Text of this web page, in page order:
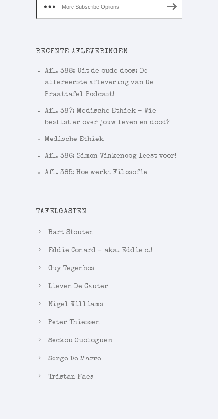
More Subscribe Options
RECENTE AFLEVERINGEN
Afl. 388: Uit de oude doos: De
allereerste aflevering van De
Praattafel Podcast!
Afl. 387: Medische Ethiek – Wie
beslist er over jouw leven en dood?
Medische Ethiek
Afl. 386: Simon Vinkenoog leest voor!
Afl. 385: Hoe werkt Filosofie
TAFELGASTEN
Bart Stouten
Eddie Conard – aka. Eddie c.!
Guy Tegenbos
Lieven De Cauter
Nigel Williams
Peter Thiessen
Seckou Ouologuem
Serge De Marre
Tristan Faes